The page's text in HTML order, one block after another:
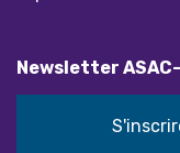
Newsletter ASAC-